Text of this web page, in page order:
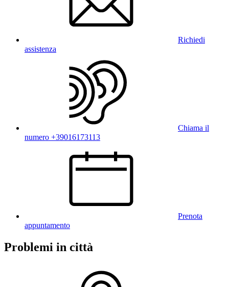
Richiedi
assistenza
Chiama il
numero +39016173113
Prenota
appuntamento
Problemi in città